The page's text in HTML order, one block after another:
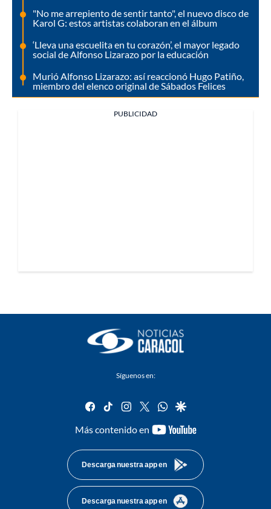
"No me arrepiento de sentir tanto", el nuevo disco de
Karol G: estos artistas colaboran en el álbum
‘Lleva una escuelita en tu corazón’, el mayor legado
social de Alfonso Lizarazo por la educación
Murió Alfonso Lizarazo: así reaccionó Hugo Patiño,
miembro del elenco original de Sábados Felices
PUBLICIDAD
Síguenos en:
facebook
tiktok instagram
twitterwhatsapp
google
Más contenido en
youtube-
Descarga nuestra app en
Descarga nuestra app en